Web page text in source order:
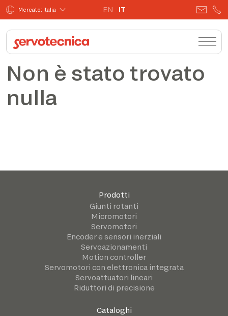
Mercato: Italia EN IT
Non è stato trovato
nulla
Prodotti
Giunti rotanti
Micromotori
Servomotori
Encoder e sensori inerziali
Servoazionamenti
Motion controller
Servomotori con elettronica integrata
Servoattuatori lineari
Riduttori di precisione
Cataloghi